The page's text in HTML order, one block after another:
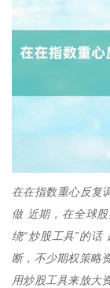
在在指数重心反复
做 近期，在全球
绕“炒股工具”的话
断，不少期权策略
用炒股工具来放大